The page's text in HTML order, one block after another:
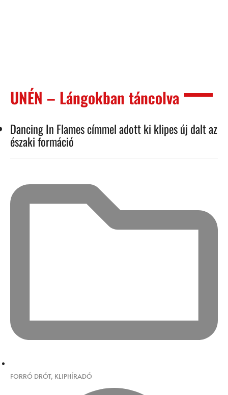
UNÉN – Lángokban táncolva
Dancing In Flames címmel adott ki klipes új dalt az
északi formáció
FORRÓ DRÓT, KLIPHÍRADÓ